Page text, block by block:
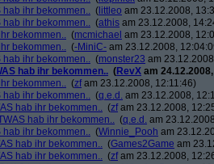
hab ihr bekommen.. ( littleo am 23.12.2008,
hab ihr bekommen.. (athis am 23.12.2008,
bekommen.. (mcmichael am 23.12.2008,
bekommen.. (-MiniC- am 23.12.2008,
hab ihr bekommen.. (monster23 am
hab ihr bekommen.. (RevX am
bekommen.. (zfam 23.12.2008, 12:11:46)
hab ihr bekommen.. (q.e.d. am 23.12.2008,
hab ihr bekommen.. (zfam 23.12.2008,
hab ihr bekommen.. (q.e.d. am
hab ihr bekommen.. (Winnie_Pooh am
hab ihr bekommen.. (Games2Game am
hab ihr bekommen.. (zfam 23.12.2008,